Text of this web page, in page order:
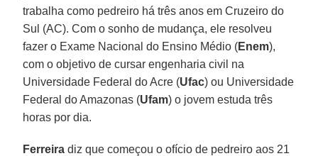
trabalha como pedreiro há três anos em Cruzeiro do
Sul (AC). Com o sonho de mudança, ele resolveu
fazer o Exame Nacional do Ensino Médio (Enem),
com o objetivo de cursar engenharia civil na
Universidade Federal do Acre (Ufac) ou Universidade
Federal do Amazonas (Ufam) o jovem estuda três
horas por dia.
Ferreira diz que começou o ofício de pedreiro aos 21